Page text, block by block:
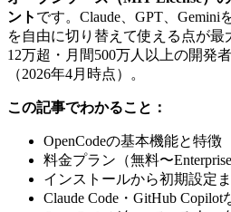
ント です。Claude、GPT、
を自由に切り替えて使える点が最
12万超・月間500万人以上の開発
（2026年4月時点）。
この記事でわかること：
OpenCodeの基本機能と特徴
料金プラン（無料〜
インストールから初期設定
Claude Code・GitHub